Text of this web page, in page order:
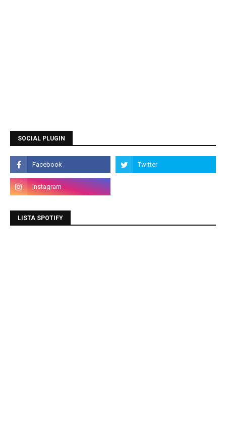
SOCIAL PLUGIN
LISTA SPOTIFY